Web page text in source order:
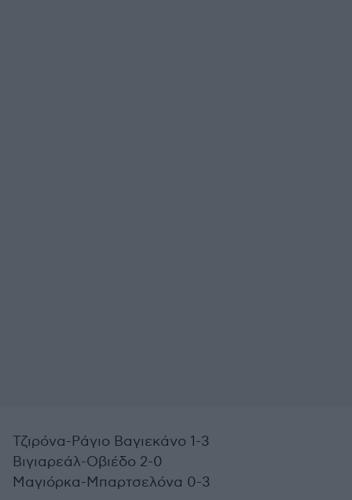
Τζιρόνα-Ράγιο Βαγιεκάνο 1-3
Βιγιαρεάλ-Οβιέδο 2-0
Μαγιόρκα-Μπαρτσελόνα 0-3